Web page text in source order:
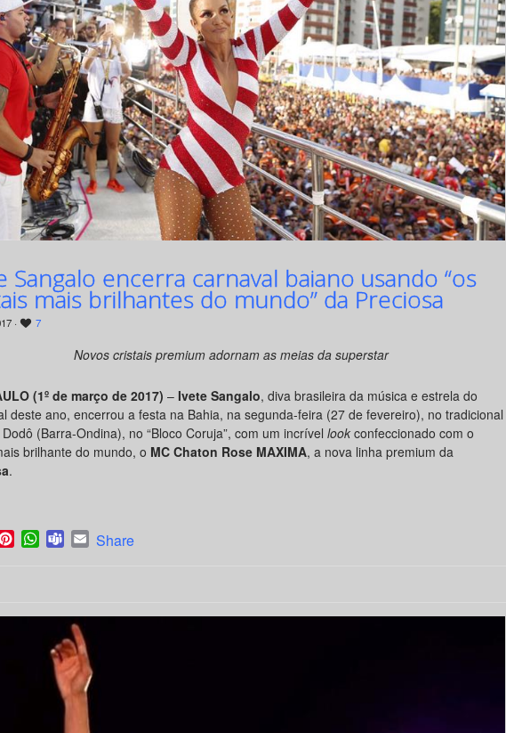
Sangalo encerra carnaval baiano usando “os
mais brilhantes do mundo” da Preciosa
· 7
Novos cristais premium adornam as meias da superstar
(1º de março de 2017) – Ivete Sangalo, diva brasileira da música e estrela do
deste ano, encerrou a festa na Bahia, na segunda-feira (27 de fevereiro), no tradicional
(Barra-Ondina), no “Bloco Coruja”, com um incrível look confeccionado com o
brilhante do mundo, o MC Chaton Rose MAXIMA, a nova linha premium da
.
PinterestWhatsApp
TeamsEmail
Share